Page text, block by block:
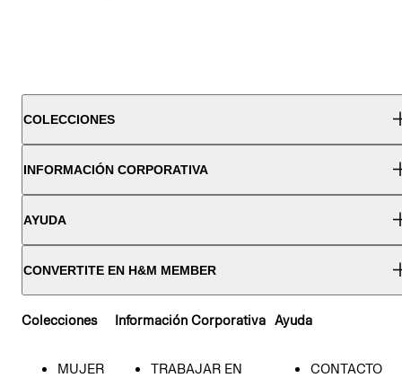
COLECCIONES
INFORMACIÓN CORPORATIVA
AYUDA
CONVERTITE EN H&M MEMBER
Colecciones
MUJER
Información Corporativa
TRABAJAR EN
Ayuda
CONTACTO